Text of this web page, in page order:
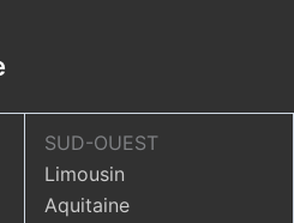
SUD-OUEST
Limousin
Aquitaine